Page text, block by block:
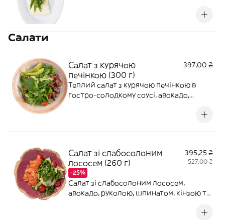
Салати
Салат з курячою
печінкою (300 г)
397,00 ₴
Теплий салат з курячою печінкою в
гостро-солодкому соусі, авокадо,
Салат зі слабосолоним
лососем (260 г)
-25%
395,25 ₴
527,00 ₴
Салат зі слабосолоним лососем,
авокадо, руколою, шпинатом, кінзою та